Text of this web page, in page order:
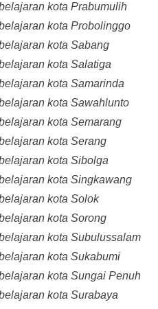
kota Prabumulih
kota Probolinggo
kota Sabang
kota Salatiga
kota Samarinda
kota Sawahlunto
kota Semarang
kota Serang
kota Sibolga
kota Singkawang
kota Solok
kota Sorong
kota Subulussalam
kota Sukabumi
kota Sungai Penuh
kota Surabaya